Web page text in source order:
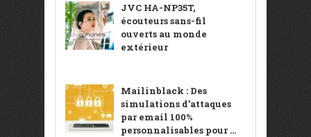
JVC HA-NP35T,
écouteurs sans-fil
ouverts au monde
extérieur
Mailinblack : Des
simulations d’attaques
par email 100%
personnalisables pour ...